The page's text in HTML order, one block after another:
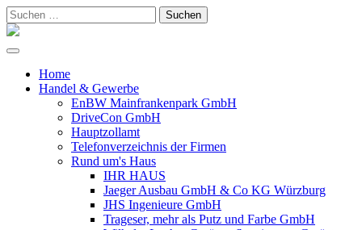
Suchen
nach:
Home
Handel & Gewerbe
EnBW Mainfrankenpark GmbH
DriveCon GmbH
Hauptzollamt
Telefonverzeichnis der Firmen
Rund um's Haus
IHR HAUS
Jaeger Ausbau GmbH & Co KG Würzburg
JHS Ingenieure GmbH
Trageser, mehr als Putz und Farbe GmbH